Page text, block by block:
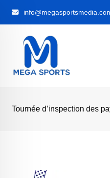
Tournée d’inspection des